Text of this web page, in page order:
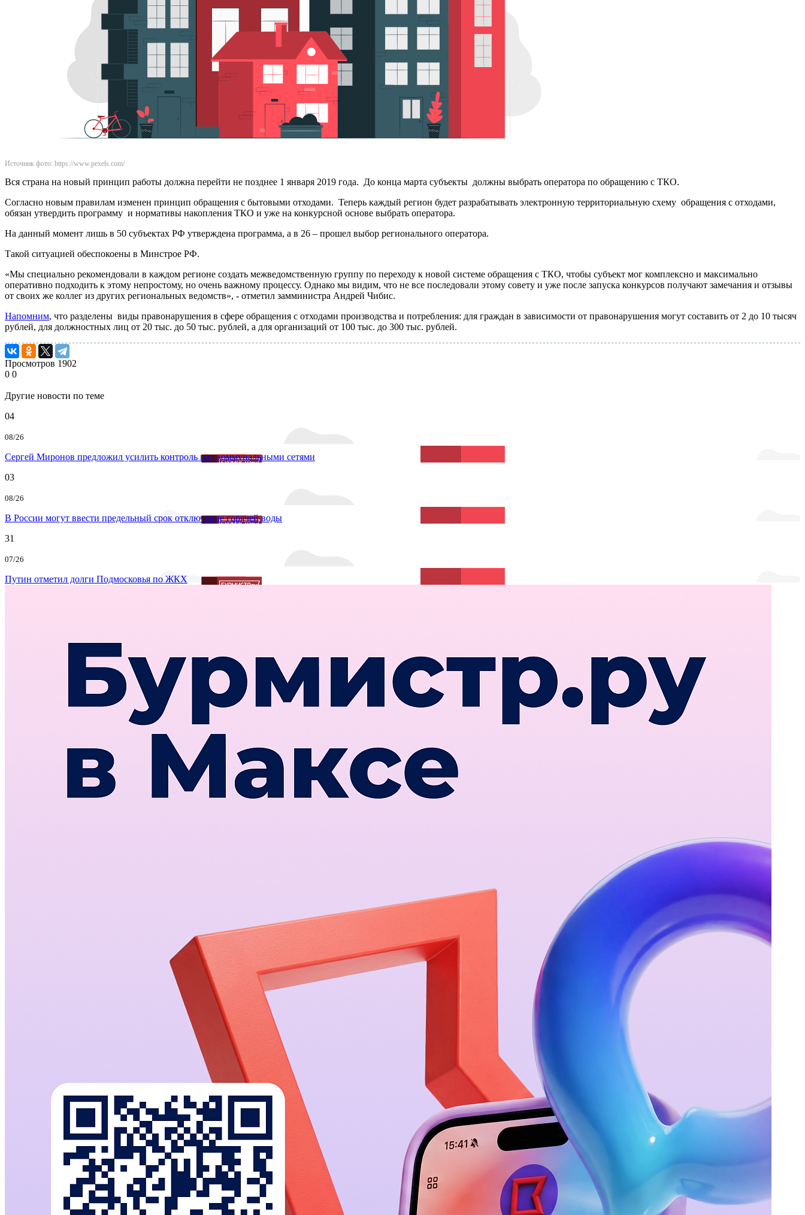
Источник фото: https://www.pexels.com/
Вся страна на новый принцип работы должна перейти не позднее 1 января 2019 года. До конца марта субъекты должны выбрать оператора по обращению с ТКО.
Согласно новым правилам изменен принцип обращения с бытовыми отходами. Теперь каждый регион будет разрабатывать электронную территориальную схему обращения с отходами,
обязан утвердить программу и нормативы накопления ТКО и уже на конкурсной основе выбрать оператора.
На данный момент лишь в 50 субъектах РФ утверждена программа, а в 26 – прошел выбор регионального оператора.
Такой ситуацией обеспокоены в Минстрое РФ.
«Мы специально рекомендовали в каждом регионе создать межведомственную группу по переходу к новой системе обращения с ТКО, чтобы субъект мог комплексно и максимально
оперативно подходить к этому непростому, но очень важному процессу. Однако мы видим, что не все последовали этому совету и уже после запуска конкурсов получают замечания и отзывы
от своих же коллег из других региональных ведомств», - отметил замминистра Андрей Чибис.
Напомним, что разделены виды правонарушения в сфере обращения с отходами производства и потребления: для граждан в зависимости от правонарушения могут составить от 2 до 10 тысяч
рублей, для должностных лиц от 20 тыс. до 50 тыс. рублей, а для организаций от 100 тыс. до 300 тыс. рублей.
Просмотров 1902
0 0
Другие новости по теме
04
08/26
Сергей Миронов предложил усилить контроль над коммунальными сетями
03
08/26
В России могут ввести предельный срок отключение горячей воды
31
07/26
Путин отметил долги Подмосковья по ЖКХ